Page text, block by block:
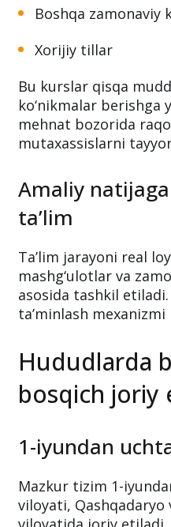
Boshqa zamonaviy
Xorijiy tillar
Bu kurslar qisqa
ko‘nikmalar berishga
mehnat bozorida
mutaxassislarni
Amaliy
ta’lim
Ta’lim jarayoni real
mashg‘ulotlar va
asosida tashkil
ta’minlash
Hududlarda
bosqich joriy
1-iyundan
Mazkur tizim 1-
viloyati,